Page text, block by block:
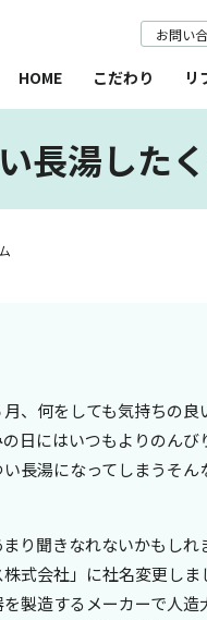
お問い
HOME
こだわり リ
長湯した
、何をしても気持ちの
日にはいつもよりのん
長湯になってしまうそ
り聞きなれないかもし
式会社」に社名変更し
製造するメーカーで人